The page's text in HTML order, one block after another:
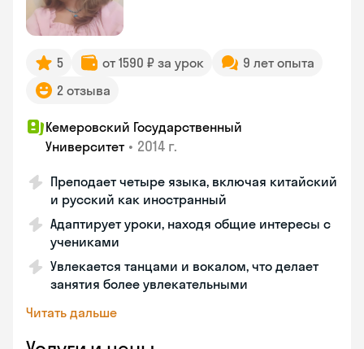
5 от 1590 ₽ за урок
9 лет опыта
2 отзыва
Кемеровский Государственный
Университет • 2014 г.
Преподает четыре языка, включая китайский
и русский как иностранный
Адаптирует уроки, находя общие интересы с
учениками
Увлекается танцами и вокалом, что делает
занятия более увлекательными
Читать дальше